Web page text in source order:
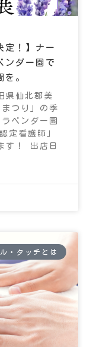
定！】ナー
ンダー園で
。
県仙北郡美
つり」の季
ベンダー園
定看護師」
す！ 出店日
・タッチとは